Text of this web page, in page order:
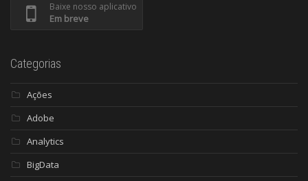
Baixe nosso aplicativo
Em breve
Categorias
Ações
Adobe
Analytics
BigData